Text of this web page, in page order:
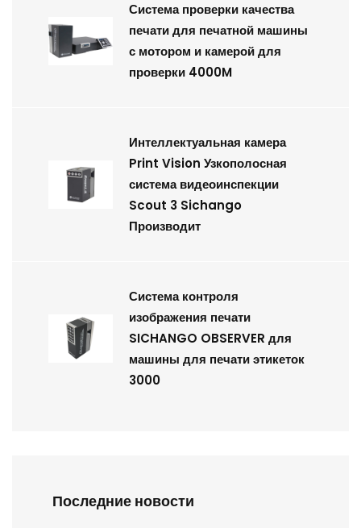
Система проверки качества
печати для печатной машины
с мотором и камерой для
проверки 4000M
Интеллектуальная камера
Print Vision Узкополосная
система видеоинспекции
Scout 3 Sichango
Производит
Система контроля
изображения печати
SICHANGO OBSERVER для
машины для печати этикеток
3000
Последние новости